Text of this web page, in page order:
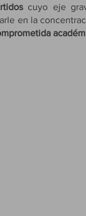
cuyo eje
en la